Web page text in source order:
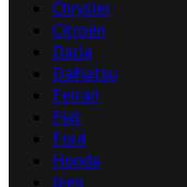
Chrysler
Citroën
Dacia
Daihatsu
Ferrari
Fiat
Ford
Honda
Jeep